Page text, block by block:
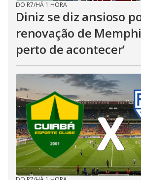
DO R7/HÁ 1 HORA
Diniz se diz ansioso
renovação de
perto de acontecer'